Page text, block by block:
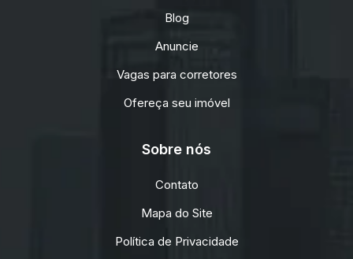
Blog
Anuncie
Vagas para corretores
Ofereça seu imóvel
Sobre nós
Contato
Mapa do Site
Política de Privacidade